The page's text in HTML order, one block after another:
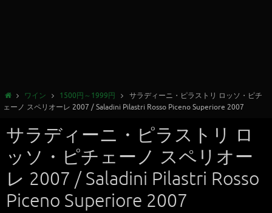
ワイン 1500円～1999円
サラディーニ・ピラストリ ロッソ・ピチ
ェーノ スペリオーレ 2007 / Saladini Pilastri Rosso Piceno Superiore 2007
サラディーニ・ピラストリ ロ
ッソ・ピチェーノ スペリオー
レ 2007 / Saladini Pilastri Rosso
Piceno Superiore 2007